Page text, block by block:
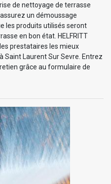
de nettoyage de terrasse
un démoussage
les produits utilisés seront
en bon état. HELFRITT
prestataires les mieux
Saint Laurent Sur Sevre. Entrez
grâce au formulaire de